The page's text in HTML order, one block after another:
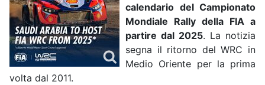
calendario del Campionato
Mondiale Rally della FIA a
partire dal 2025. La notizia
segna il ritorno del WRC in
Medio Oriente per la prima
volta dal 2011.